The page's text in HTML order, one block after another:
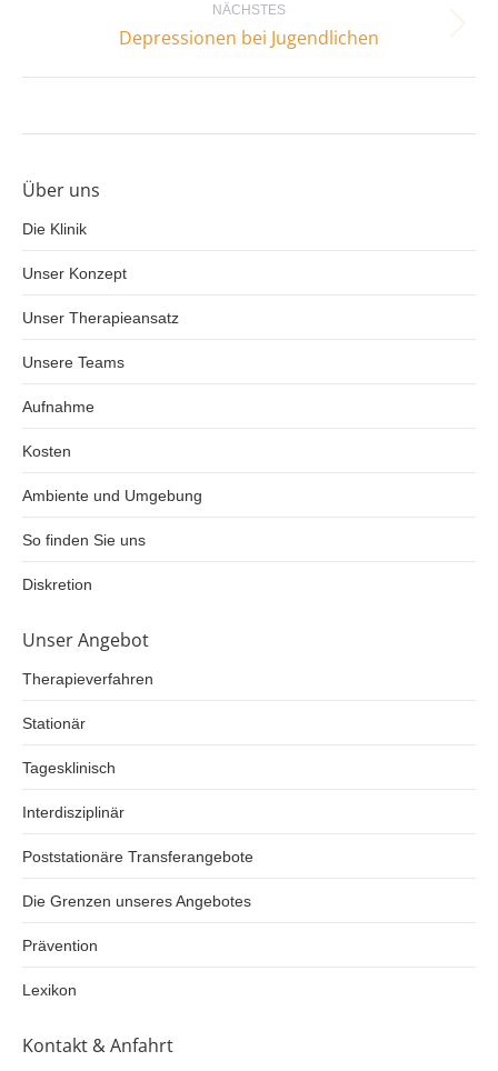
NÄCHSTES
Nächster
Depressionen bei Jugendlichen
Über uns
Die Klinik
Unser Konzept
Unser Therapieansatz
Unsere Teams
Aufnahme
Kosten
Ambiente und Umgebung
So finden Sie uns
Diskretion
Unser Angebot
Therapieverfahren
Stationär
Tagesklinisch
Interdisziplinär
Poststationäre Transferangebote
Die Grenzen unseres Angebotes
Prävention
Lexikon
Kontakt & Anfahrt